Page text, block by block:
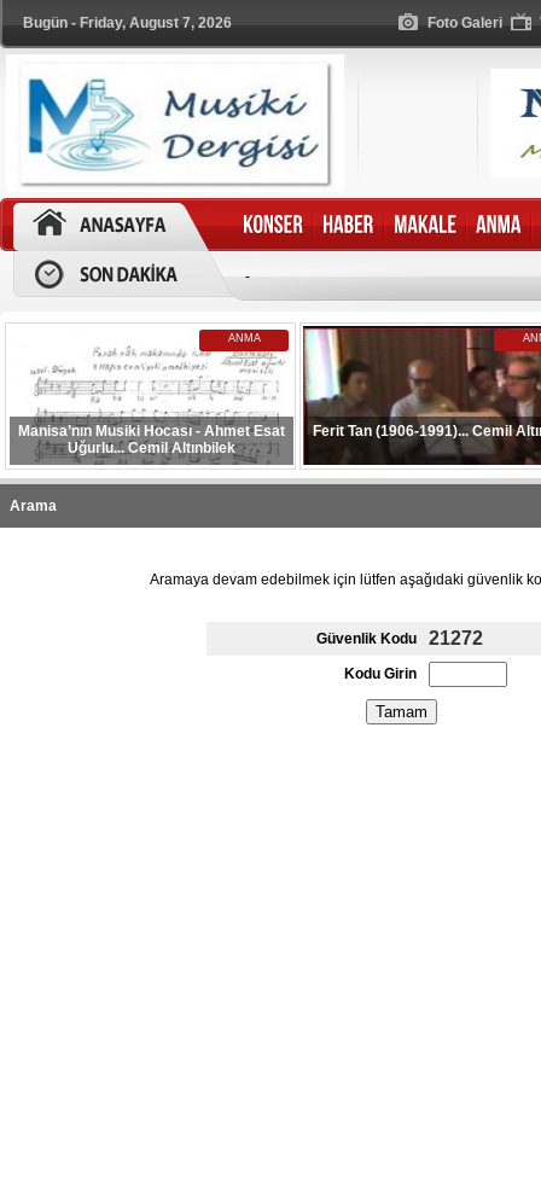
Bugün - Friday, August 7, 2026 Foto Galeri
-
ANMA
Manisa’nın Musiki Hocası - Ahmet Esat
Uğurlu... Cemil Altınbilek
Ferit Tan (1906-1991)... Cemil
Arama
Aramaya devam edebilmek için lütfen aşağıdaki güvenlik
Güvenlik Kodu 21272
Kodu Girin